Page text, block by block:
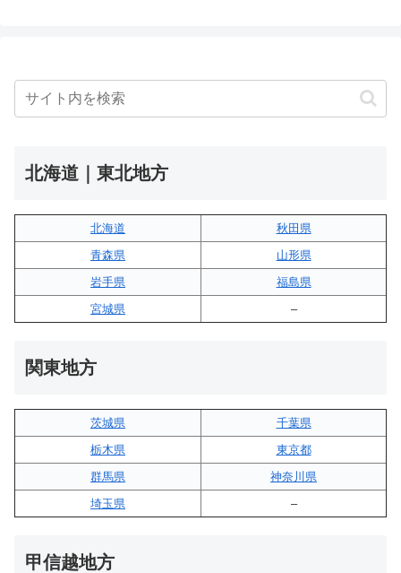
北海道｜東北地方
北海道
秋田県
青森県
山形県
岩手県
福島県
宮城県
–
関東地方
茨城県
千葉県
栃木県
東京都
群馬県
神奈川県
埼玉県
–
甲信越地方